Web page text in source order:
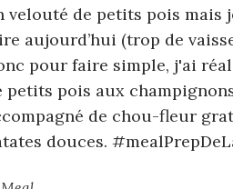
velouté de petits pois mais
aujourd’hui (trop de
pour faire simple, j'ai
petits pois aux
de chou-fleur
douces.